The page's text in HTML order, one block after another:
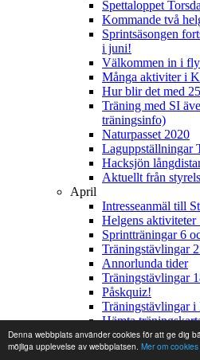
Denna webbplats använder cookies för att ge dig
möjliga upplevelse av webbplatsen. Mer om cookies
Spettaloppet
Kommande två
Sprintsäsongen
i juni!
Välkommen in i
Många aktiviter i
Hur blir det med
Träning med SI
träningsinfo)
Naturpasset 2020
Laguppställningar
Hacksjön
Aktuellt från
April
Intresseanmäl till
Helgens aktiviteter
Sprintträningar 6
Träningstävlingar
Annorlunda tider
Träningstävlingar
Påskquiz!
Träningstävlingar i
Hämta
Träningar för
Huddinge Wild